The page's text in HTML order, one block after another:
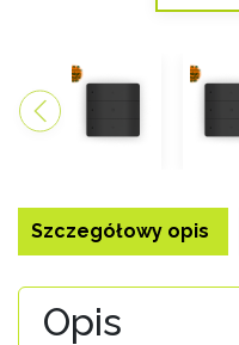
Szczegółowy opis
Opis